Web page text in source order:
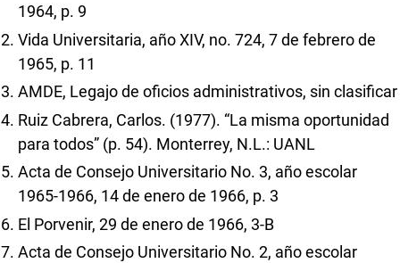
1964, p. 9
Vida Universitaria, año XIV, no. 724, 7 de febrero de
1965, p. 11
AMDE, Legajo de oficios administrativos, sin clasificar
Ruiz Cabrera, Carlos. (1977). “La misma oportunidad
para todos” (p. 54). Monterrey, N.L.: UANL
Acta de Consejo Universitario No. 3, año escolar
1965-1966, 14 de enero de 1966, p. 3
El Porvenir, 29 de enero de 1966, 3-B
Acta de Consejo Universitario No. 2, año escolar